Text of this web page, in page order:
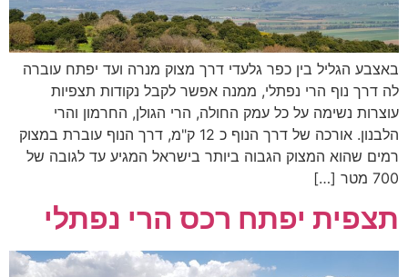
באצבע הגליל בין כפר גלעדי דרך מצוק מנרה ועד יפתח עוברה
לה דרך נוף הרי נפתלי, ממנה אפשר לקבל נקודות תצפיות
עוצרות נשימה על כל עמק החולה, הרי הגולן, החרמון והרי
הלבנון. אורכה של דרך הנוף כ 12 ק"מ, דרך הנוף עוברת במצוק
רמים שהוא המצוק הגבוה ביותר בישראל המגיע עד לגובה של
700 מטר […]
תצפית יפתח רכס הרי נפתלי